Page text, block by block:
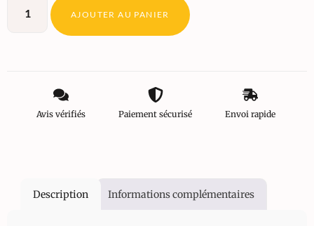
AJOUTER AU PANIER
Avis vérifiés Paiement sécurisé Envoi rapide
Description Informations complémentaires